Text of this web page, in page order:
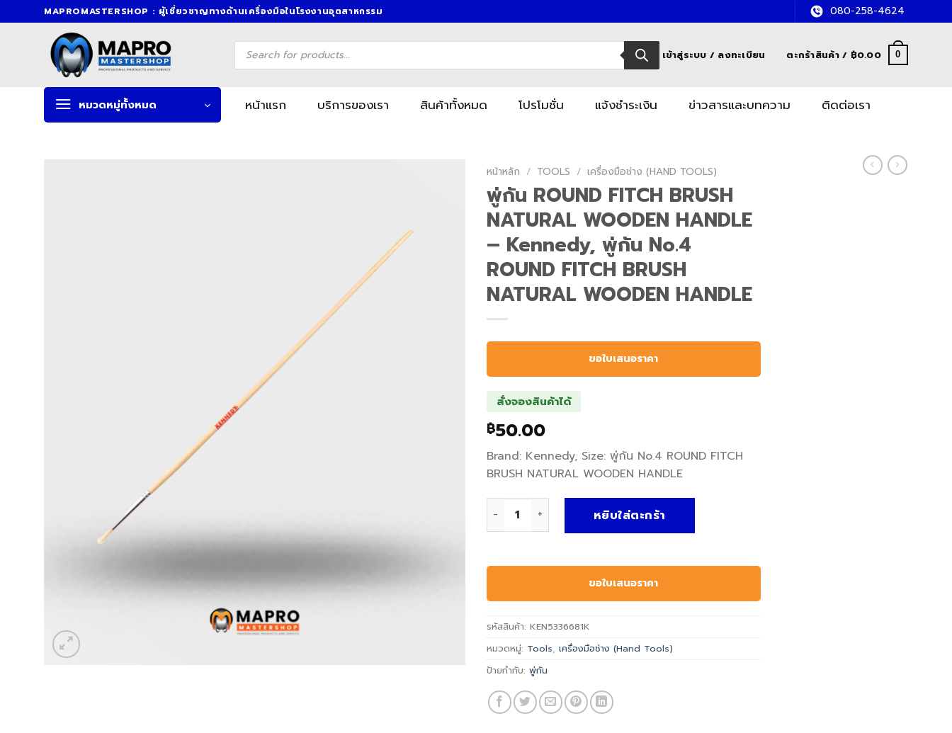
to
MAPROMASTERSHOP : ผู้เชี่ยวชาญทางด้านเครื่องมือในโรงงานอุตสาหกรรม 080-258-4624
Products
search เข้าสู่ระบบ / ลงทะเบียน ตะกร้าสินค้า / ฿0.00 0
หมวดหมู่ทั้งหมด หน้าแรก บริการของเรา สินค้าทั้งหมด โปรโมชั่น แจ้งชำระเงิน ข่าวสารและบทความ ติดต่อเรา
หน้าหลัก / TOOLS / เครื่องมือช่าง (HAND TOOLS)
พู่กัน ROUND FITCH BRUSH
NATURAL WOODEN HANDLE
– Kennedy, พู่กัน No.4
ROUND FITCH BRUSH
NATURAL WOODEN HANDLE
ขอใบเสนอราคา
สั่งจองสินค้าได้
฿50.00
Brand: Kennedy, Size: พู่กัน No.4 ROUND FITCH
BRUSH NATURAL WOODEN HANDLE
หยิบใส่ตะกร้า
ขอใบเสนอราคา
รหัสสินค้า: KEN5336681K
หมวดหมู่: Tools, เครื่องมือช่าง (Hand Tools)
ป้ายกำกับ: พู่กัน